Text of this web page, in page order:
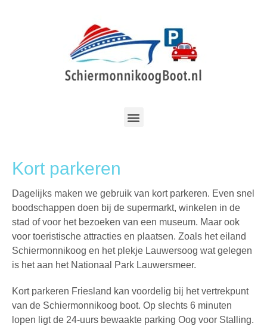
Kort parkeren
Dagelijks maken we gebruik van kort parkeren. Even snel
boodschappen doen bij de supermarkt, winkelen in de
stad of voor het bezoeken van een museum. Maar ook
voor toeristische attracties en plaatsen. Zoals het eiland
Schiermonnikoog en het plekje Lauwersoog wat gelegen
is het aan het Nationaal Park Lauwersmeer.
Kort parkeren Friesland kan voordelig bij het vertrekpunt
van de Schiermonnikoog boot. Op slechts 6 minuten
lopen ligt de 24-uurs bewaakte parking Oog voor Stalling.